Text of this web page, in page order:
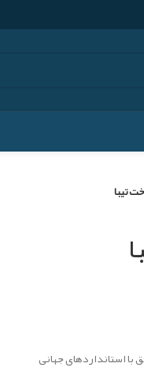
تیبا
با استانداردهای جهانی